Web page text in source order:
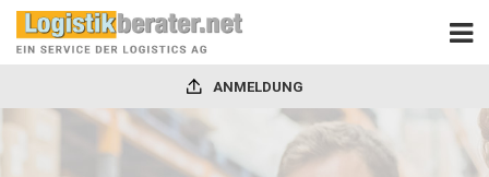
ANMELDUNG